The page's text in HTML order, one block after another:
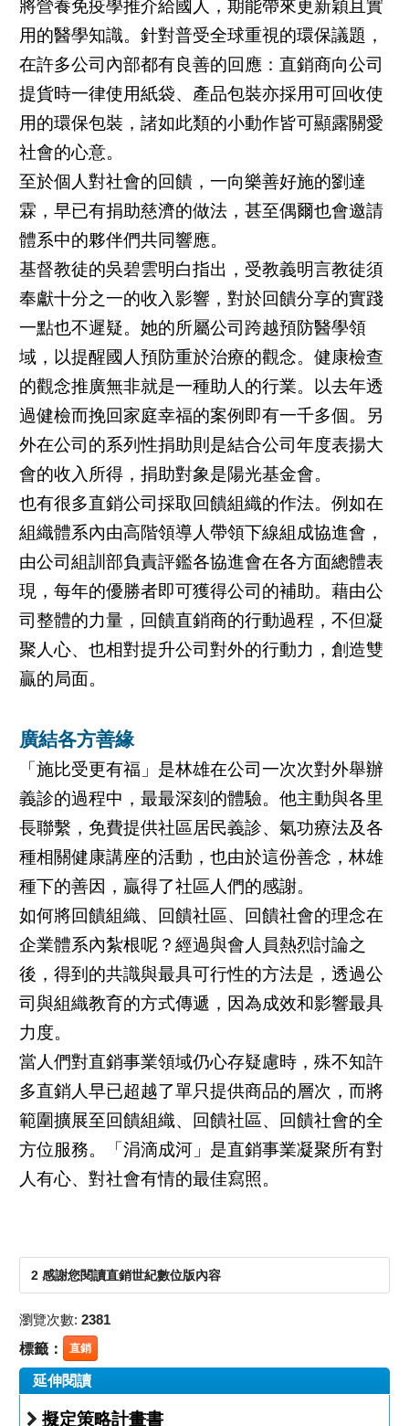
將營養免疫學推介給國人，期能帶來更新穎且實
用的醫學知識。針對普受全球重視的環保議題，
在許多公司內部都有良善的回應：直銷商向公司
提貨時一律使用紙袋、產品包裝亦採用可回收使
用的環保包裝，諸如此類的小動作皆可顯露關愛
社會的心意。
至於個人對社會的回饋，一向樂善好施的劉達
霖，早已有捐助慈濟的做法，甚至偶爾也會邀請
體系中的夥伴們共同響應。
基督教徒的吳碧雲明白指出，受教義明言教徒須
奉獻十分之一的收入影響，對於回饋分享的實踐
一點也不遲疑。她的所屬公司跨越預防醫學領
域，以提醒國人預防重於治療的觀念。健康檢查
的觀念推廣無非就是一種助人的行業。以去年透
過健檢而挽回家庭幸福的案例即有一千多個。另
外在公司的系列性捐助則是結合公司年度表揚大
會的收入所得，捐助對象是陽光基金會。
也有很多直銷公司採取回饋組織的作法。例如在
組織體系內由高階領導人帶領下線組成協進會，
由公司組訓部負責評鑑各協進會在各方面總體表
現，每年的優勝者即可獲得公司的補助。藉由公
司整體的力量，回饋直銷商的行動過程，不但凝
聚人心、也相對提升公司對外的行動力，創造雙
贏的局面。
廣結各方善緣
「施比受更有福」是林雄在公司一次次對外舉辦
義診的過程中，最最深刻的體驗。他主動與各里
長聯繫，免費提供社區居民義診、氣功療法及各
種相關健康講座的活動，也由於這份善念，林雄
種下的善因，贏得了社區人們的感謝。
如何將回饋組織、回饋社區、回饋社會的理念在
企業體系內紮根呢？經過與會人員熱烈討論之
後，得到的共識與最具可行性的方法是，透過公
司與組織教育的方式傳遞，因為成效和影響最具
力度。
當人們對直銷事業領域仍心存疑慮時，殊不知許
多直銷人早已超越了單只提供商品的層次，而將
範圍擴展至回饋組織、回饋社區、回饋社會的全
方位服務。「涓滴成河」是直銷事業凝聚所有對
人有心、對社會有情的最佳寫照。
2 感謝您閱讀直銷世紀數位版內容
瀏覽次數: 2381
標籤： 直銷
延伸閱讀
擬定策略計畫書